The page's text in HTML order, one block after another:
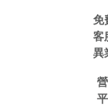
免
客
異